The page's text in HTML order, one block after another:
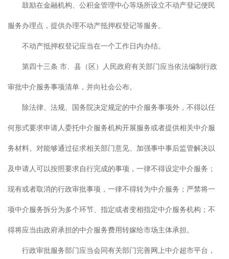
鼓励在金融机构、公积金管理中心等场所设立不动产登记便民
服务办理点，提供办理不动产抵押权登记等服务。
不动产抵押权登记应当在一个工作日内办结。
第四十三条 市、县（区）人民政府有关部门应当依法编制行政
审批中介服务事项清单，并向社会公布。
除法律、法规、国务院决定规定的中介服务事项外，不得以任
何形式要求申请人委托中介服务机构开展服务或者提供相关中介服
务材料。对能够通过征求相关部门意见、加强事中事后监管解决以
及申请人可以按照要求自行完成的事项，一律不得设定中介服务；
现有或者取消的行政审批事项，一律不得转为中介服务；严禁将一
项中介服务拆分为多个环节、指定或者变相指定中介服务机构；不
得将应当由政府承担的中介服务费用转嫁给市场主体承担。
行政审批服务部门应当会同有关部门完善网上中介超市平台，